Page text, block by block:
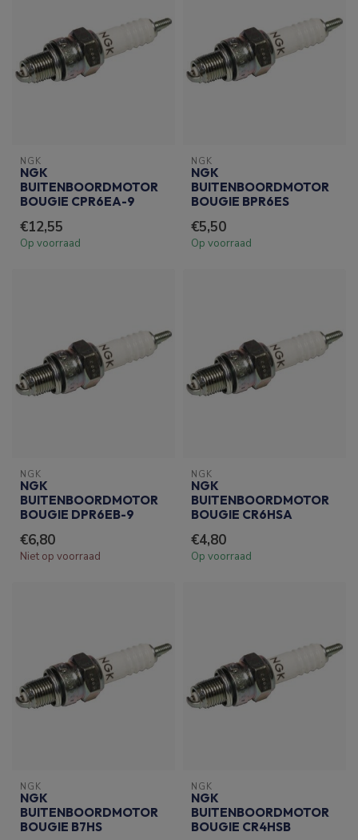
NGK
NGK
BUITENBOORDMOTOR
BOUGIE CPR6EA-9
€12,55
Op voorraad
NGK
NGK
BUITENBOORDMOTOR
BOUGIE BPR6ES
€5,50
Op voorraad
NGK
NGK
BUITENBOORDMOTOR
BOUGIE DPR6EB-9
€6,80
Niet op voorraad
NGK
NGK
BUITENBOORDMOTOR
BOUGIE CR6HSA
€4,80
Op voorraad
NGK
NGK
BUITENBOORDMOTOR
BOUGIE B7HS
NGK
NGK
BUITENBOORDMOTOR
BOUGIE CR4HSB